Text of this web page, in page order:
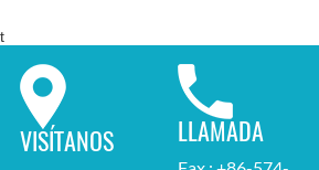
t
VISÍTANOS LLAMADA